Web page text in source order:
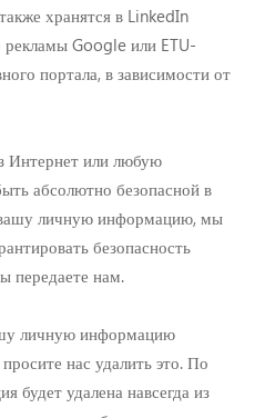
хранятся в LinkedIn
Google или ETU-
портала, в зависимости от
Интернет или любую
абсолютно безопасной в
вашу личную информацию, мы
безопасность
передаете нам.
личную информацию
нас удалить это. По
будет удалена навсегда из